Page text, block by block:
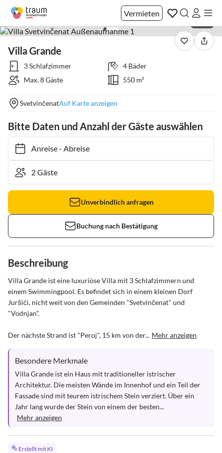
Vermieten
Villa Grande
3 Schlafzimmer
4 Bäder
Max. 8 Gäste
550 m²
SvetvinčenatAuf Karte anzeigen
Bitte Daten und Anzahl der Gäste auswählen
Anreise- Abreise
Unverbindlich anfragen
Buchung nach Bestätigung
Beschreibung
Villa Grande ist eine luxuriöse Villa mit 3 Schlafzimmern und
einem Swimmingpool. Es befindet sich in einem kleinen Dorf
Juršići, nicht weit von den Gemeinden "Svetvinčenat" und
"Vodnjan".
Der nächste Strand ist "Peroj", 15 km von der... Mehr anzeigen
Besondere Merkmale
Villa Grande ist ein Haus mit traditioneller istrischer
Architektur. Die meisten Wände im Innenhof und ein Teil der
Fassade sind mit teurem istrischem Stein verziert. Über ein
Jahr lang wurde der Stein von einem der besten...
Mehr anzeigen
Erstellt mit KI